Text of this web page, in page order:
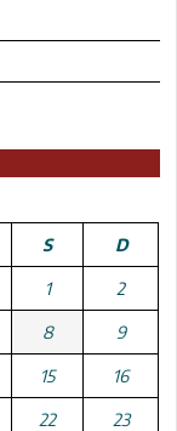
S D
1 2
8 9
15 16
22 23